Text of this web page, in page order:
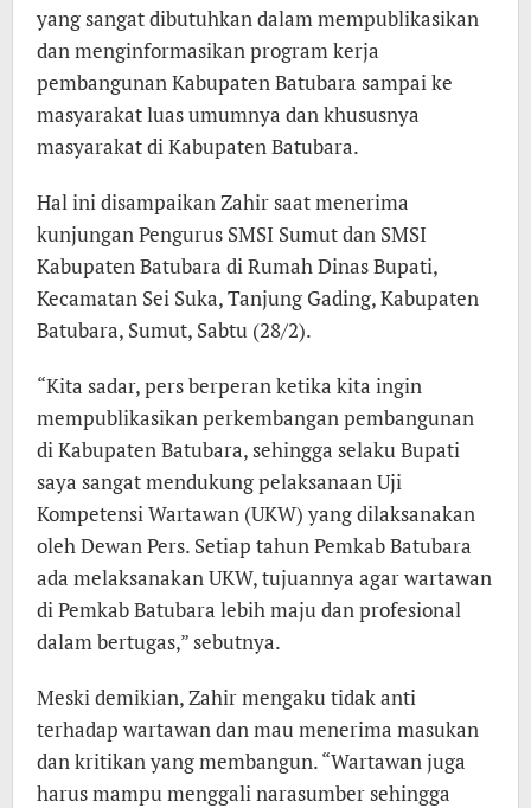
yang sangat dibutuhkan dalam mempublikasikan
dan menginformasikan program kerja
pembangunan Kabupaten Batubara sampai ke
masyarakat luas umumnya dan khususnya
masyarakat di Kabupaten Batubara.
Hal ini disampaikan Zahir saat menerima
kunjungan Pengurus SMSI Sumut dan SMSI
Kabupaten Batubara di Rumah Dinas Bupati,
Kecamatan Sei Suka, Tanjung Gading, Kabupaten
Batubara, Sumut, Sabtu (28/2).
“Kita sadar, pers berperan ketika kita ingin
mempublikasikan perkembangan pembangunan
di Kabupaten Batubara, sehingga selaku Bupati
saya sangat mendukung pelaksanaan Uji
Kompetensi Wartawan (UKW) yang dilaksanakan
oleh Dewan Pers. Setiap tahun Pemkab Batubara
ada melaksanakan UKW, tujuannya agar wartawan
di Pemkab Batubara lebih maju dan profesional
dalam bertugas,” sebutnya.
Meski demikian, Zahir mengaku tidak anti
terhadap wartawan dan mau menerima masukan
dan kritikan yang membangun. “Wartawan juga
harus mampu menggali narasumber sehingga